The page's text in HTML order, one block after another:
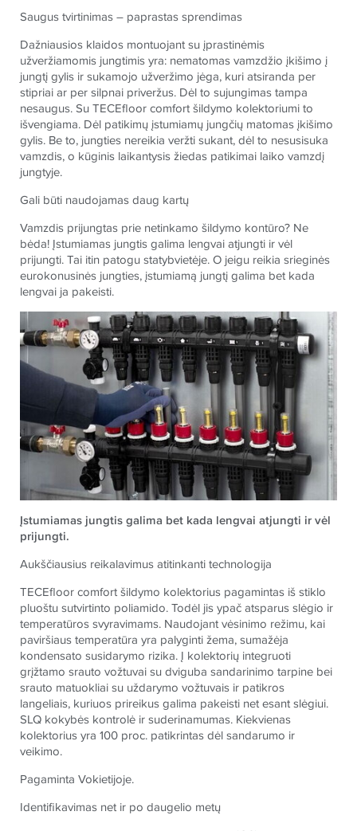
Saugus tvirtinimas – paprastas sprendimas
Dažniausios klaidos montuojant su įprastinėmis
užveržiamomis jungtimis yra: nematomas vamzdžio įkišimo į
jungtį gylis ir sukamojo užveržimo jėga, kuri atsiranda per
stipriai ar per silpnai priveržus. Dėl to sujungimas tampa
nesaugus. SuTECEfloor comfort šildymo kolektoriumi to
išvengiama. Dėl patikimų įstumiamų jungčių matomas įkišimo
gylis. Be to, jungties nereikia veržti sukant, dėl to nesusisuka
vamzdis, o kūginis laikantysis žiedas patikimai laiko vamzdį
jungtyje.
Gali būti naudojamas daug kartų
Vamzdis prijungtas prie netinkamo šildymo kontūro? Ne
bėda! Įstumiamas jungtis galima lengvai atjungti ir vėl
prijungti. Tai itin patogu statybvietėje. O jeigu reikia srieginės
eurokonusinės jungties, įstumiamą jungtį galima bet kada
lengvai ja pakeisti.
Įstumiamas jungtis galima bet kada lengvai atjungti ir vėl
prijungti.
Aukščiausius reikalavimus atitinkanti technologija
TECEfloor comfort šildymo kolektorius pagamintas iš stiklo
pluoštu sutvirtinto poliamido. Todėl jis ypač atsparus slėgio ir
temperatūros svyravimams. Naudojant vėsinimo režimu, kai
paviršiaus temperatūra yra palyginti žema, sumažėja
kondensato susidarymo rizika. Į kolektorių integruoti
grįžtamo srauto vožtuvai su dviguba sandarinimo tarpine bei
srauto matuokliai su uždarymo vožtuvais ir patikros
langeliais, kuriuos prireikus galima pakeisti net esant slėgiui.
SLQ kokybės kontrolė ir suderinamumas. Kiekvienas
kolektorius yra 100 proc. patikrintas dėl sandarumo ir
veikimo.
Pagaminta Vokietijoje.
Identifikavimas net ir po daugelio metų